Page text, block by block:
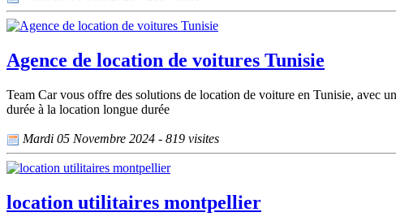
Agence de location de voitures Tunisie
Team Car vous offre des solutions de location de voiture en Tunisie, avec
durée à la location longue durée
Mardi 05 Novembre 2024 - 819 visites
location utilitaires montpellier